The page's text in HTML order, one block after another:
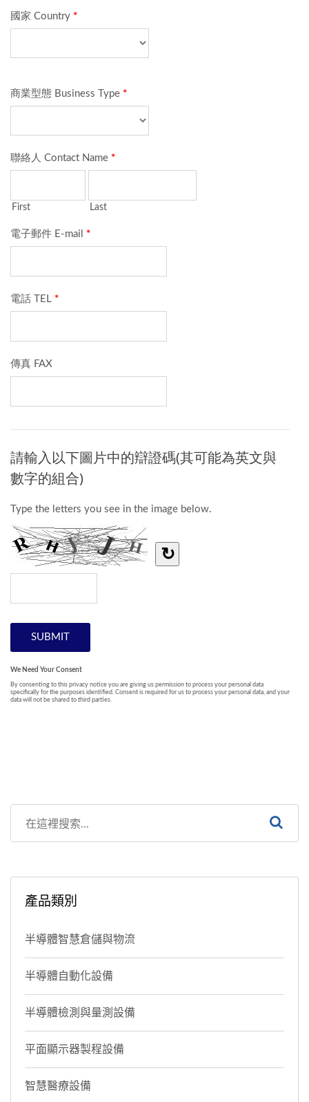
產品類別
半導體智慧倉儲與物流
半導體自動化設備
半導體檢測與量測設備
平面顯示器製程設備
智慧醫療設備